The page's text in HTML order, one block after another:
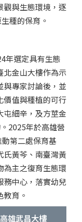
觀與生態環境，逐
種的保育。
年選定具有生態
北金山大樓作為示
與專家討論後，並
價值與種植的可行
屯細辛，及方莖金
2025年於高雄營
第二處保育基
氏黃芩、南臺灣黃
為主之復育生態環
務中心，落實幼兒
育。
高雄武昌大樓